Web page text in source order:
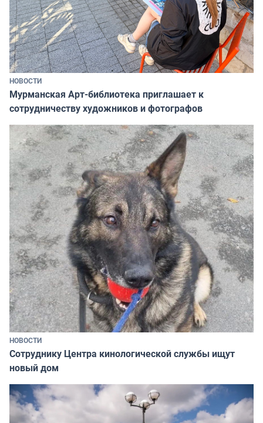
НОВОСТИ
Мурманская Арт-библиотека приглашает к
сотрудничеству художников и фотографов
НОВОСТИ
Сотруднику Центра кинологической службы ищут
новый дом